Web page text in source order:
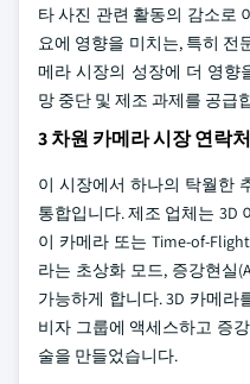
타 사진 관련 활동의 감소로
요에 영향을 미치는, 특히 전
메라 시장의 성장에 더 영향
망 중단 및 제조 과제를 공급
3 차원 카메라 시장 연락처
이 시장에서 하나의 탁월한
통합입니다. 제조 업체는 3D
이 카메라 또는 Time-of-
라는 초상화 모드, 증강현실
가능하게 합니다. 3D 카메라
비자 그룹에 액세스하고 증
술을 만들었습니다.